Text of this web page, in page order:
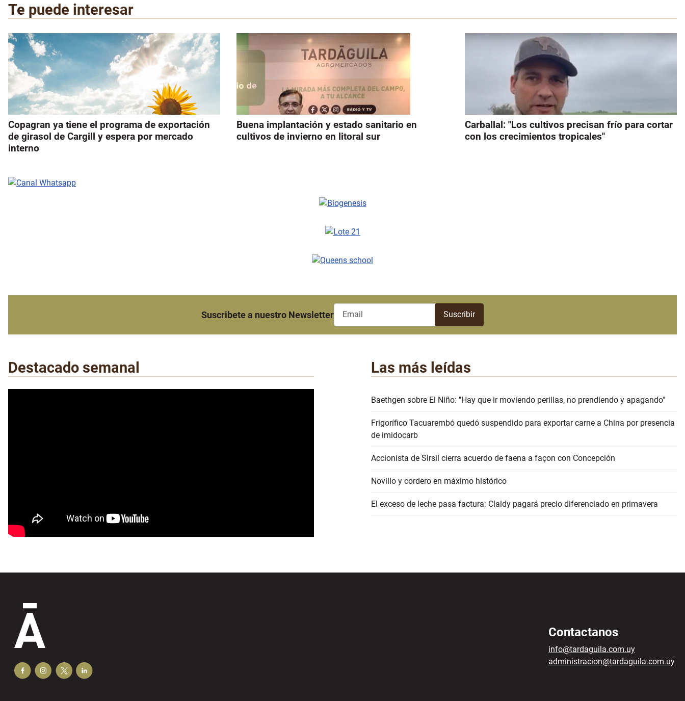
Te puede interesar
Copagran ya tiene el programa de exportación
de girasol de Cargill y espera por mercado
interno
Buena implantación y estado sanitario en
cultivos de invierno en litoral sur
Carballal: "Los cultivos precisan frío para cortar
con los crecimientos tropicales"
Suscribete a nuestro Newsletter
Destacado semanal Las más leídas
Baethgen sobre El Niño: "Hay que ir moviendo perillas, no prendiendo y apagando"
Frigorífico Tacuarembó quedó suspendido para exportar carne a China por presencia
de imidocarb
Accionista de Sirsil cierra acuerdo de faena a façon con Concepción
Novillo y cordero en máximo histórico
El exceso de leche pasa factura: Claldy pagará precio diferenciado en primavera
Contactanos
info@tardaguila.com.uy
administracion@tardaguila.com.uy